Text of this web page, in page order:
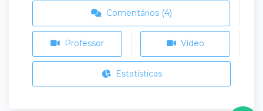
Comentários (4)
Professor Vídeo
Estatísticas